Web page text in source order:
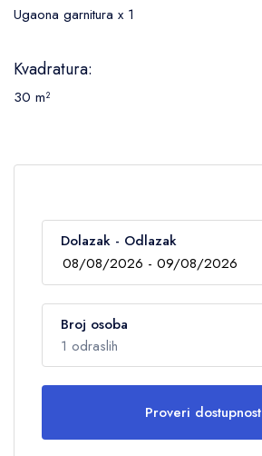
Ugaona garnitura x 1
Kvadratura:
30 m²
Dolazak - Odlazak
Broj osoba
1 odraslih
Odrasli
Proveri dostupnost